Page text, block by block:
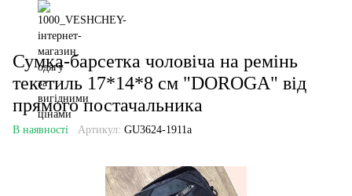
Сумка-барсетка чоловіча на ремінь
текстиль 17*14*8 см "DOROGA" від
прямого постачальника
В наявності Артикул: GU3624-1911a